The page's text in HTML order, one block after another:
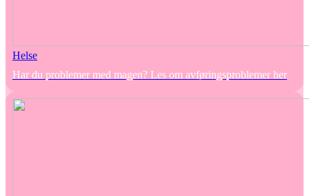
Helse
Har du problemer med magen? Les om avføringsproblemer her